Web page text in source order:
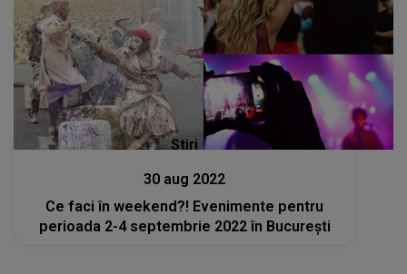
Stiri
30 aug 2022
Ce faci în weekend?! Evenimente pentru
perioada 2-4 septembrie 2022 în București